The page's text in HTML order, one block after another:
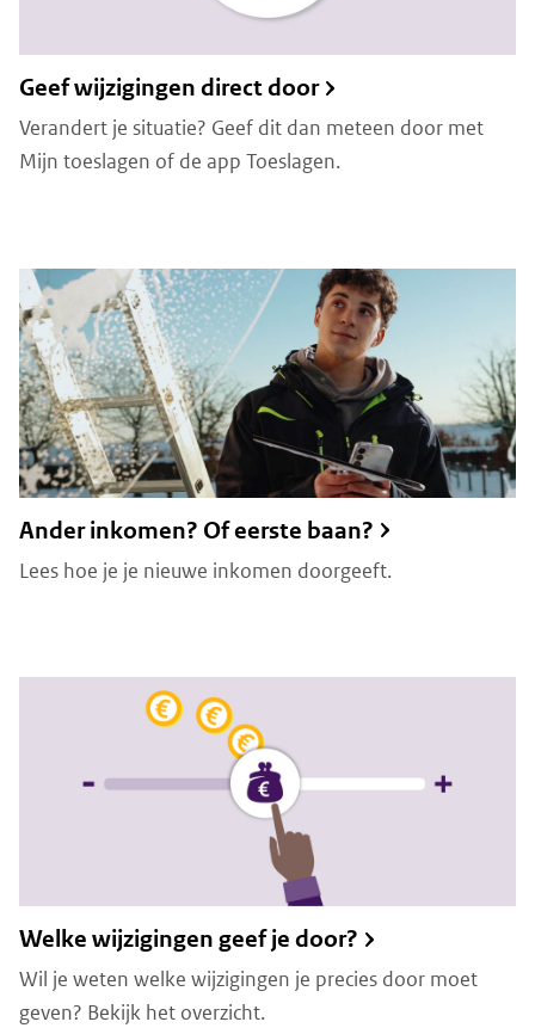
Geef wijzigingen direct door
Verandert je situatie? Geef dit dan meteen door met
Mijn toeslagen of de app Toeslagen.
Ander inkomen? Of eerste baan?
Lees hoe je je nieuwe inkomen doorgeeft.
Welke wijzigingen geef je door?
Wil je weten welke wijzigingen je precies door moet
geven? Bekijk het overzicht.